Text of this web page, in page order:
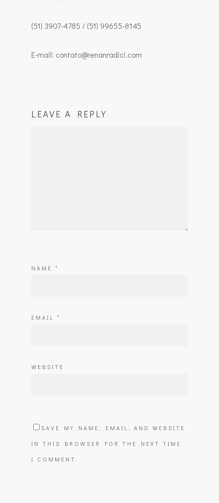
(51) 3907-4785 / (51) 99655-8145
E-mail: contato@renanradici.com
LEAVE A REPLY
NAME *
EMAIL *
WEBSITE
SAVE MY NAME, EMAIL, AND WEBSITE
IN THIS BROWSER FOR THE NEXT TIME
I COMMENT.